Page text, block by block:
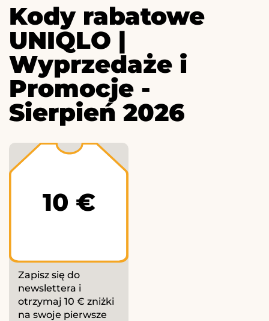
Kody rabatowe
UNIQLO |
Wyprzedaże i
Promocje -
Sierpień 2026
10 €
Zapisz się do
newslettera i
otrzymaj 10 € zniżki
na swoje pierwsze